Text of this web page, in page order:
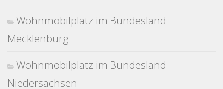
Wohnmobilplatz im Bundesland
Mecklenburg
Wohnmobilplatz im Bundesland
Niedersachsen